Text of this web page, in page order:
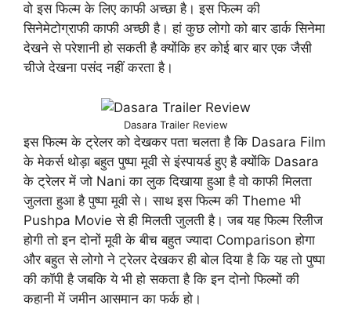
वो इस फिल्म के लिए काफी अच्छा है। इस फिल्म की
सिनेमेटोग्राफी काफी अच्छी है। हां कुछ लोगो को बार डार्क सिनेमा
देखने से परेशानी हो सकती है क्योंकि हर कोई बार बार एक जैसी
चीजे देखना पसंद नहीं करता है।
Dasara Trailer Review
इस फिल्म के ट्रेलर को देखकर पता चलता है कि Dasara Film
के मेकर्स थोड़ा बहुत पुष्पा मूवी से इंस्पायर्ड हुए है क्योंकि Dasara
के ट्रेलर में जो Nani का लुक दिखाया हुआ है वो काफी मिलता
जुलता हुआ है पुष्पा मूवी से। साथ इस फिल्म की Theme भी
Pushpa Movie से ही मिलती जुलती है। जब यह फिल्म रिलीज
होगी तो इन दोनों मूवी के बीच बहुत ज्यादा Comparison होगा
और बहुत से लोगो ने ट्रेलर देखकर ही बोल दिया है कि यह तो पुष्पा
की कॉपी है जबकि ये भी हो सकता है कि इन दोनो फिल्मों की
कहानी में जमीन आसमान का फर्क हो।